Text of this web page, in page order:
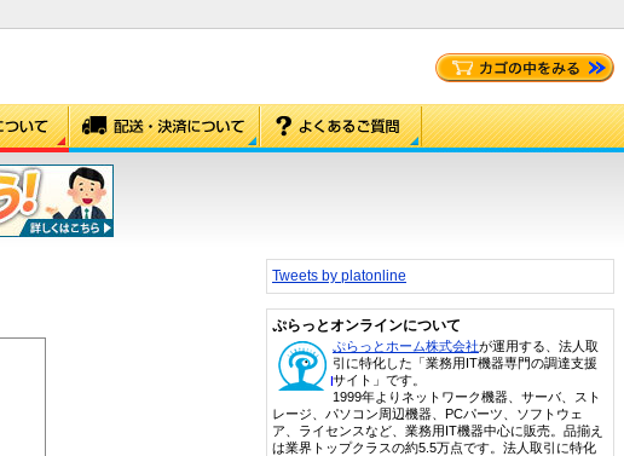
Tweets by platonline
ぷらっとオンラインについて
ぷらっとホーム株式会社が運用する、法人取
引に特化した「業務用IT機器専門の調達支援
サイト」です。
1999年よりネットワーク機器、サーバ、スト
レージ、パソコン周辺機器、PCパーツ、ソフトウェ
ア、ライセンスなど、業務用IT機器中心に販売。品揃え
は業界トップクラスの約5.5万点です。法人取引に特化